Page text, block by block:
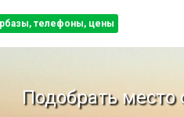
телефоны, цены
Подобрать место